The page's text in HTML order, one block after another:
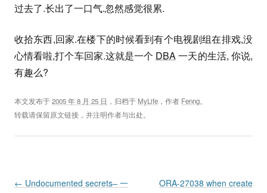
过去了.长出了一口气.忽然感觉很累.
收拾东西,回家.在楼下的时候看到有个电视剧组在排戏,没
心情看啦,打个车回家.这就是一个 DBA一天的生活, 你说,
有趣么?
本文发布于2005 年 8 月 25 日 ，归档于 MyLife ，作者 Fenng。
转载请保留原文链接，并注明作者与出处。
Post navigation
← Undocumented secrets– 一
ORA-27038 when create